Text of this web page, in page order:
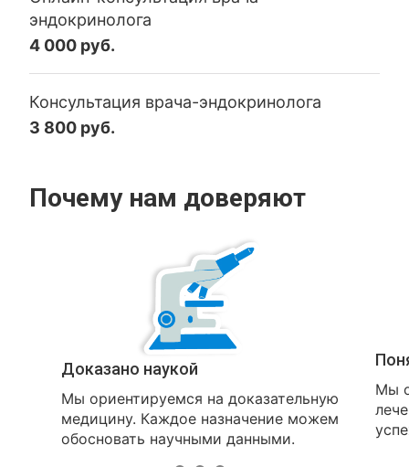
эндокринолога
4 000 руб.
Консультация врача-эндокринолога
3 800 руб.
Почему нам доверяют
Доказано наукой
Мы ориентируемся на доказательную
медицину. Каждое назначение можем
обосновать научными данными.
Мы